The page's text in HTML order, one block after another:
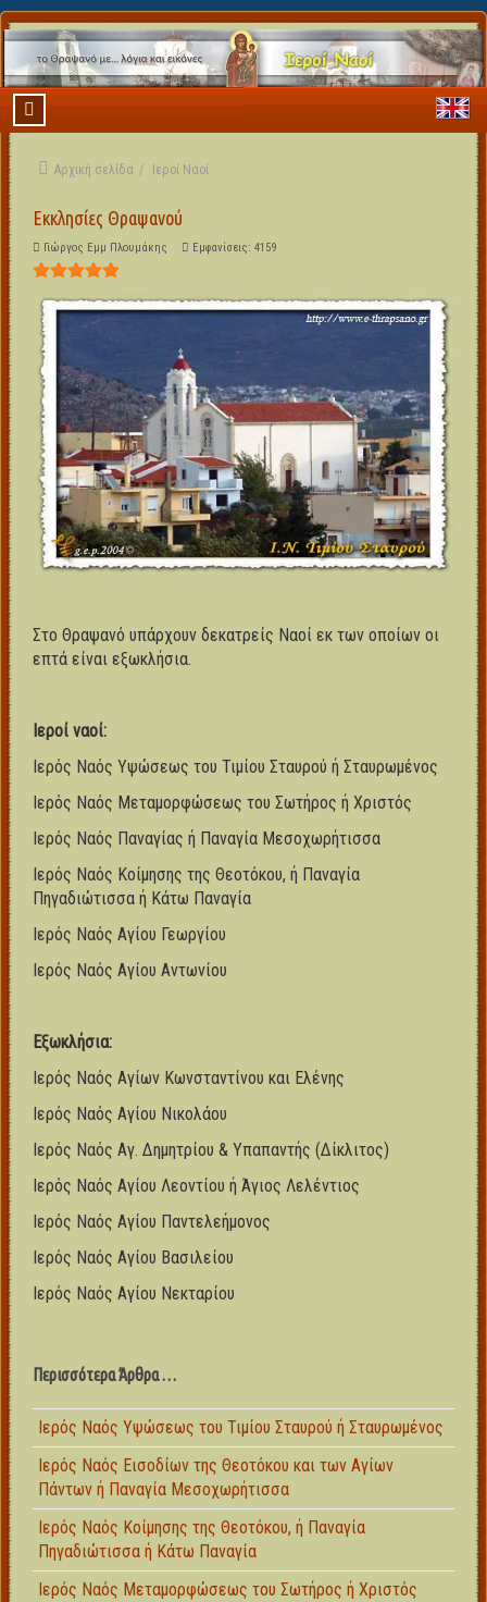
Αρχική σελίδα Ιεροί Ναοί
Εκκλησίες Θραψανού
Γιώργος Εμμ Πλουμάκης Εμφανίσεις: 4159
Αξιολόγηση Χρήστη:
Στο Θραψανό υπάρχουν δεκατρείς Ναοί εκ των οποίων οι
επτά είναι εξωκλήσια.
Ιεροί ναοί:
Ιερός Ναός Υψώσεως του Τιμίου Σταυρού ή Σταυρωμένος
Ιερός Ναός Μεταμορφώσεως του Σωτήρος ή Χριστός
Ιερός Ναός Παναγίας ή Παναγία Μεσοχωρήτισσα
Ιερός Ναός Κοίμησης της Θεοτόκου, ή Παναγία
Πηγαδιώτισσα ή Κάτω Παναγία
Ιερός Ναός Αγίου Γεωργίου
Ιερός Ναός Αγίου Αντωνίου
Εξωκλήσια:
Ιερός Ναός Αγίων Κωνσταντίνου και Ελένης
Ιερός Ναός Αγίου Νικολάου
Ιερός Ναός Αγ. Δημητρίου & Υπαπαντής (Δίκλιτος)
Ιερός Ναός Αγίου Λεοντίου ή Άγιος Λελέντιος
Ιερός Ναός Αγίου Παντελεήμονος
Ιερός Ναός Αγίου Βασιλείου
Ιερός Ναός Αγίου Νεκταρίου
Περισσότερα Άρθρα …
Ιερός Ναός Υψώσεως του Τιμίου Σταυρού ή Σταυρωμένος
Ιερός Ναός Εισοδίων της Θεοτόκου και των Αγίων
Πάντων ή Παναγία Μεσοχωρήτισσα
Ιερός Ναός Κοίμησης της Θεοτόκου, ή Παναγία
Πηγαδιώτισσα ή Κάτω Παναγία
Ιερός Ναός Μεταμορφώσεως του Σωτήρος ή Χριστός